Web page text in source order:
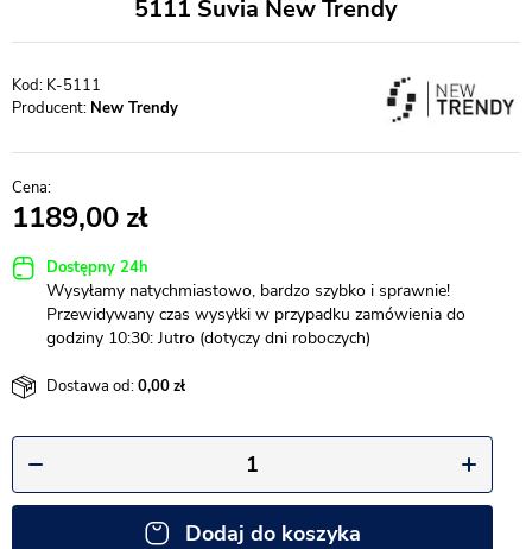
5111 Suvia New Trendy
K-5111
Producent: New Trendy
1189,00
Dostępny 24h
Wysyłamy natychmiastowo, bardzo szybko i sprawnie!
Przewidywany czas wysyłki w przypadku zamówienia do
godziny 10:30: Jutro (dotyczy dni roboczych)
Dostawa od:0,00
Dodaj do koszyka